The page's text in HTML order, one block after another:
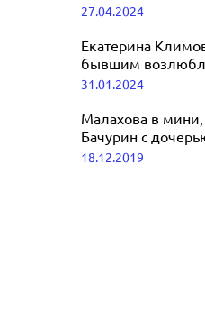
27.04.2024
Екатерина
бывшим
Архиповым
31.01.2024
Малахова в мини,
Бачурин с
детьми на
18.12.2019